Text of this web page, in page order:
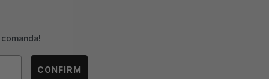
CONFIRM